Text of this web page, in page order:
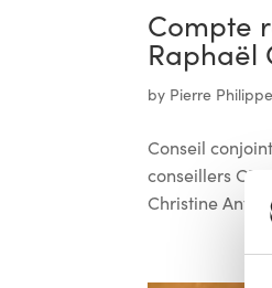
Compte
Raphaël
by Pierre
Conseil
conseillers
Christine